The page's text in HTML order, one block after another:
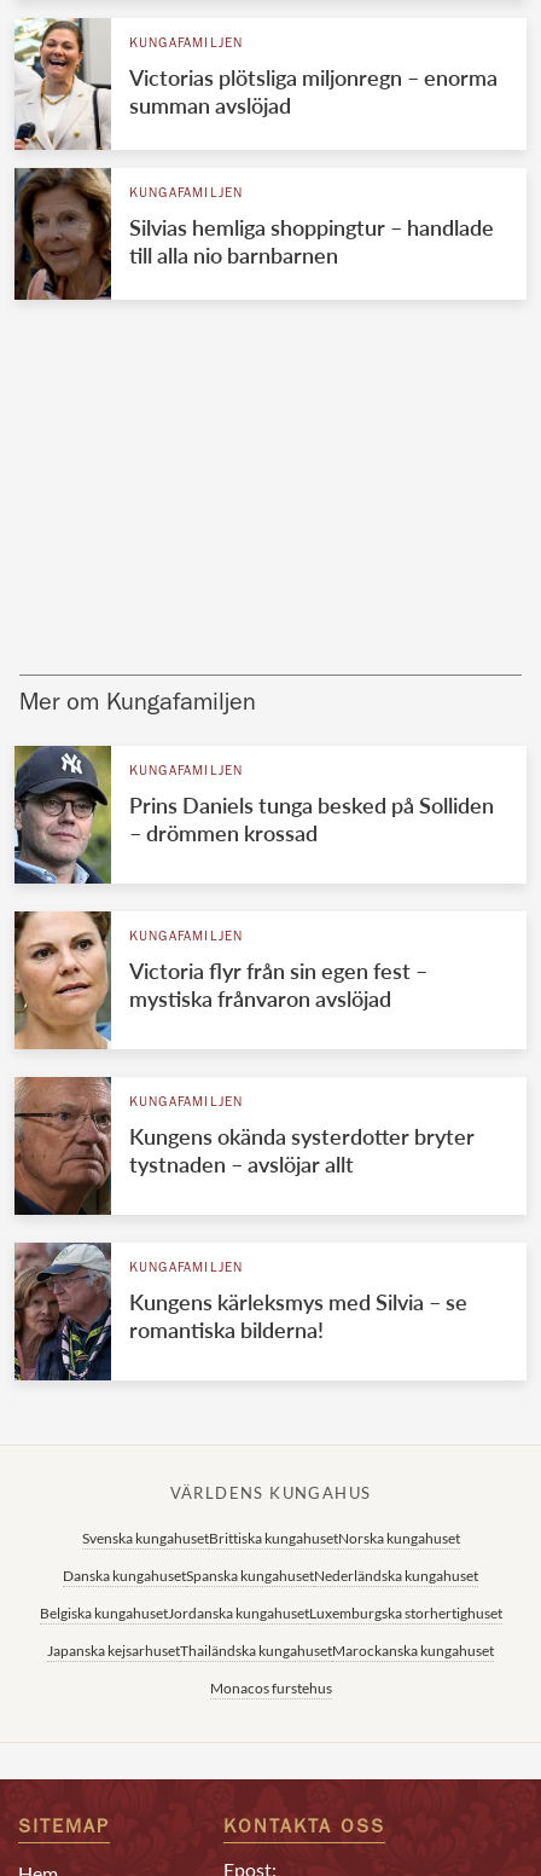
KUNGAFAMILJEN
Victorias plötsliga miljonregn – enorma
summan avslöjad
KUNGAFAMILJEN
Silvias hemliga shoppingtur – handlade
till alla nio barnbarnen
Mer om Kungafamiljen
KUNGAFAMILJEN
Prins Daniels tunga besked på Solliden
– drömmen krossad
KUNGAFAMILJEN
Victoria flyr från sin egen fest –
mystiska frånvaron avslöjad
KUNGAFAMILJEN
Kungens okända systerdotter bryter
tystnaden – avslöjar allt
KUNGAFAMILJEN
Kungens kärleksmys med Silvia – se
romantiska bilderna!
VÄRLDENS KUNGAHUS
Svenska kungahusetBrittiska kungahusetNorska kungahuset
Danska kungahusetSpanska kungahusetNederländska kungahuset
Belgiska kungahusetJordanska kungahusetLuxemburgska storhertighuset
Japanska kejsarhusetThailändska kungahusetMarockanska kungahuset
Monacos furstehus
SITEMAP KONTAKTA OSS
Epost: